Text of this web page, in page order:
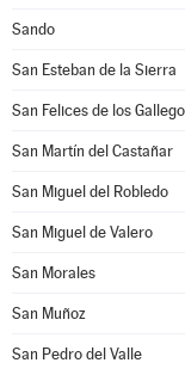
Sando
San Esteban de la Sierra
San Felices de los
San Martín del Castañar
San Miguel del Robledo
San Miguel de Valero
San Morales
San Muñoz
San Pedro del Valle